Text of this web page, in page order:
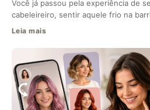
Você já passou pela experiência de
cabeleireiro, sentir aquele frio na
Leia mais